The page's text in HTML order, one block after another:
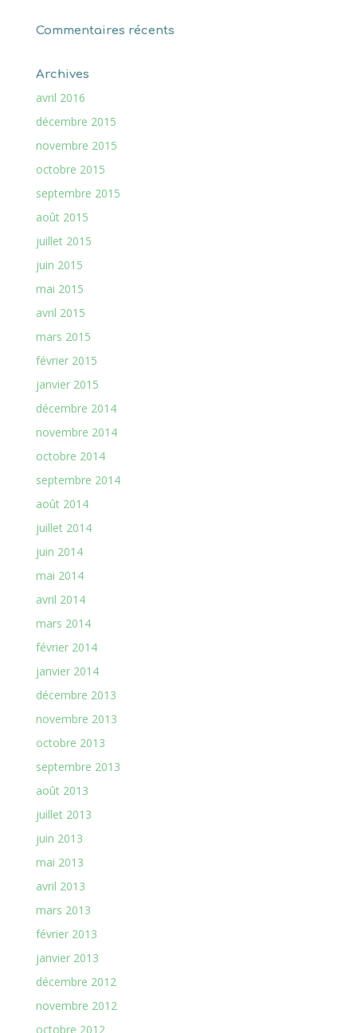
Commentaires récents
Archives
avril 2016
décembre 2015
novembre 2015
octobre 2015
septembre 2015
août 2015
juillet 2015
juin 2015
mai 2015
avril 2015
mars 2015
février 2015
janvier 2015
décembre 2014
novembre 2014
octobre 2014
septembre 2014
août 2014
juillet 2014
juin 2014
mai 2014
avril 2014
mars 2014
février 2014
janvier 2014
décembre 2013
novembre 2013
octobre 2013
septembre 2013
août 2013
juillet 2013
juin 2013
mai 2013
avril 2013
mars 2013
février 2013
janvier 2013
décembre 2012
novembre 2012
octobre 2012